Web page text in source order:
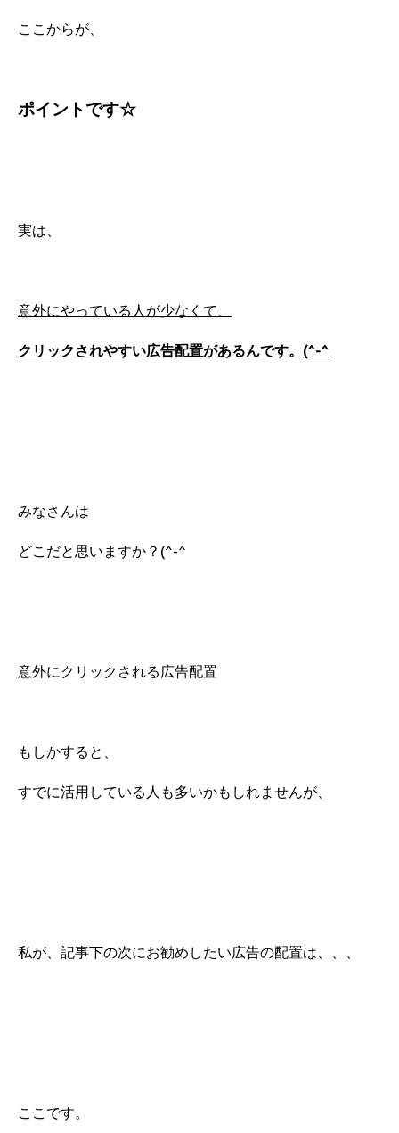
ここからが、
ポイントです☆
実は、
意外にやっている人が少なくて、
クリックされやすい広告配置があるんです。(^-^
みなさんは
どこだと思いますか？(^-^
意外にクリックされる広告配置
もしかすると、
すでに活用している人も多いかもしれませんが、
私が、記事下の次にお勧めしたい広告の配置は、、、
ここです。